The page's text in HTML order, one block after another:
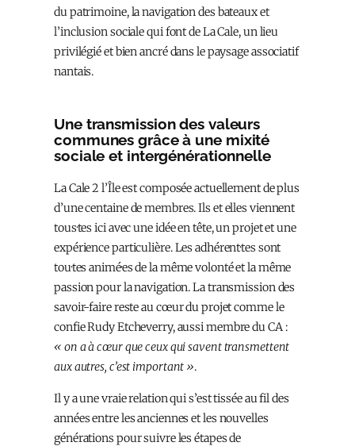
du patrimoine, la navigation des bateaux et
l’inclusion sociale qui font de La Cale, un lieu
privilégié et bien ancré dans le paysage associatif
nantais.
Une transmission des valeurs
communes grâce à une mixité
sociale et intergénérationnelle
La Cale 2 l’Île est composée actuellement de plus
d’une centaine de membres. Ils et elles viennent
tous·tes ici avec une idée en tête, un projet et une
expérience particulière. Les adhérent·tes sont
tou·tes animé·es de la même volonté et la même
passion pour la navigation. La transmission des
savoir-faire reste au cœur du projet comme le
confie Rudy Etcheverry, aussi membre du CA :
« on a à cœur que ceux qui savent transmettent
aux autres, c’est important ».
Il y a une vraie relation qui s’est tissée au fil des
années entre les anciennes et les nouvelles
générations pour suivre les étapes de